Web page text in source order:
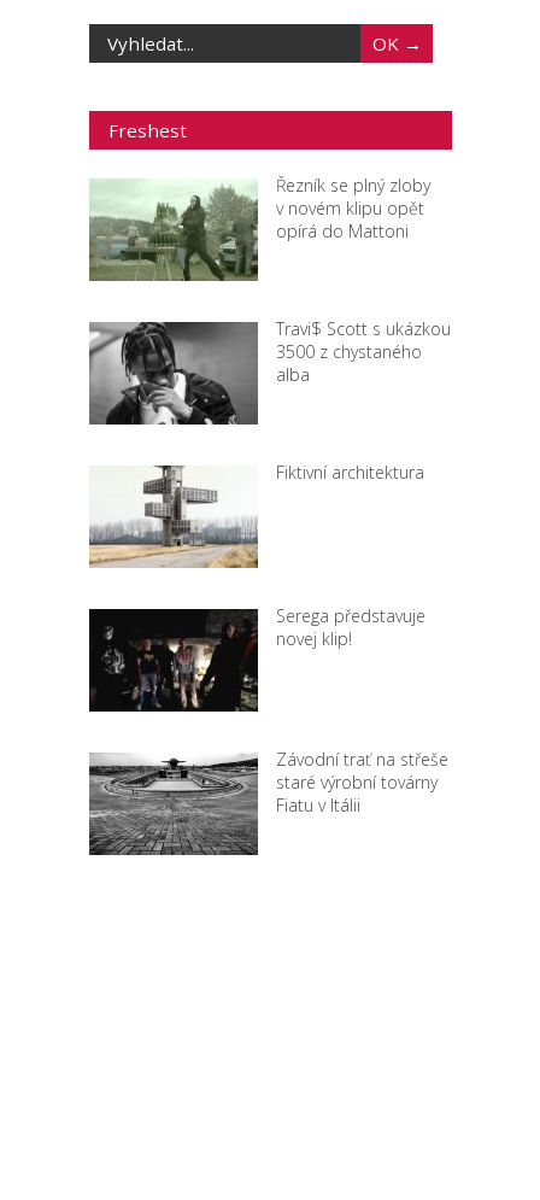
Freshest
Řezník se plný zloby
v novém klipu opět
opírá do Mattoni
Travi$ Scott s ukázkou
3500 z chystaného
alba
Fiktivní architektura
Serega představuje
novej klip!
Závodní trať na střeše
staré výrobní továrny
Fiatu v Itálii